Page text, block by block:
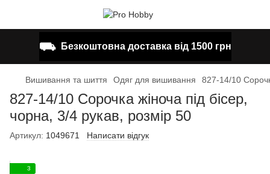
⛟ Безкоштовна доставка від 1500 грн
Вишивання та шиття Одяг для вишивання 827-14/10
827-14/10 Сорочка жіноча під бісер,
чорна, 3/4 рукав, розмір 50
Артикул: 1049671 Написати відгук
3